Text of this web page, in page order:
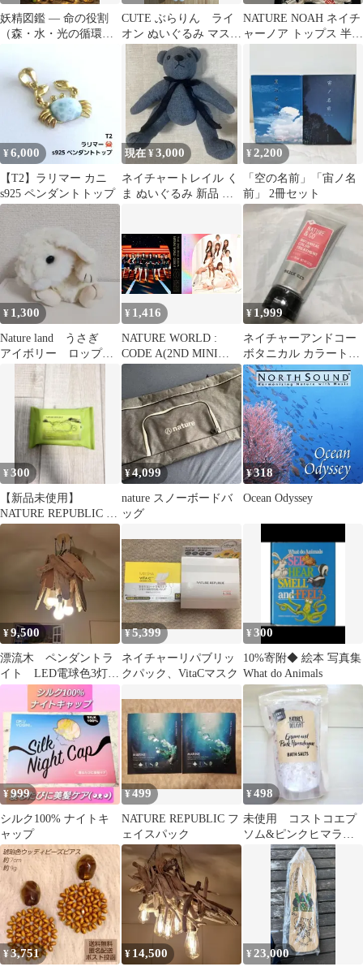
妖精図鑑 ― 命の役割
（森・水・光の循環）
CUTE ぶらりん ライ
オン ぬいぐるみ マスコ
ット
NATURE NOAH ネイチ
ャーノア トップス 半袖
¥6,000
【T2】ラリマー カニ
s925 ペンダントトップ
現在 ¥3,000
ネイチャートレイル く
ま ぬいぐるみ 新品 レ
¥2,200
「空の名前」「宙ノ名
前」 2冊セット
¥ 1,300
Nature land うさぎ
アイボリー ロップイ
¥ 1,416
NATURE WORLD :
CODE A(2ND MINI
ALBUM/輸入盤)
¥ 1,999
ネイチャーアンドコー
ボタニカル カラートリ
ートメント 01レッド
¥300
【新品未使用】
NATURE REPUBLIC ク
レンジングシート（15
¥4,099
nature スノーボードバ
ッグ
¥318
Ocean Odyssey
¥9,500
漂流木 ペンダントラ
イト LED電球色3灯
ヴィンテージ ダイニ
ングに最適 食卓
¥5,399
ネイチャーリパブリッ
クパック、VitaCマスク
¥300
10%寄附◆ 絵本 写真集
What do Animals
¥999
シルク100% ナイトキ
ャップ
¥499
NATURE REPUBLIC フ
ェイスパック
¥498
未使用 コストコエプ
ソム&ピンクヒマラヤ
250g試供品バスソルト
¥3,751 ¥ 14,500 ¥ 23,000